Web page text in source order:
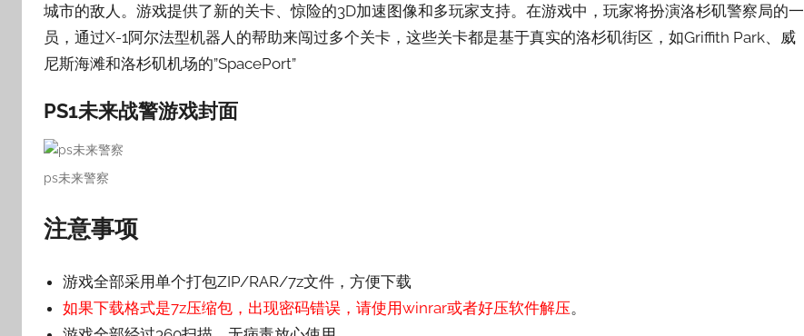
城市的敌人。游戏提供了新的关卡、惊险的3D加速图像和多玩家支持。在游戏中，玩家将扮演洛杉矶警察局的一
员，通过X-1阿尔法型机器人的帮助来闯过多个关卡，这些关卡都是基于真实的洛杉矶街区，如Griffith Park、威
尼斯海滩和洛杉矶机场的”SpacePort”
PS1未来战警游戏封面
ps未来警察
注意事项
游戏全部采用单个打包ZIP/RAR/7z文件，方便下载
如果下载格式是7z压缩包，出现密码错误，请使用winrar或者好压软件解压。